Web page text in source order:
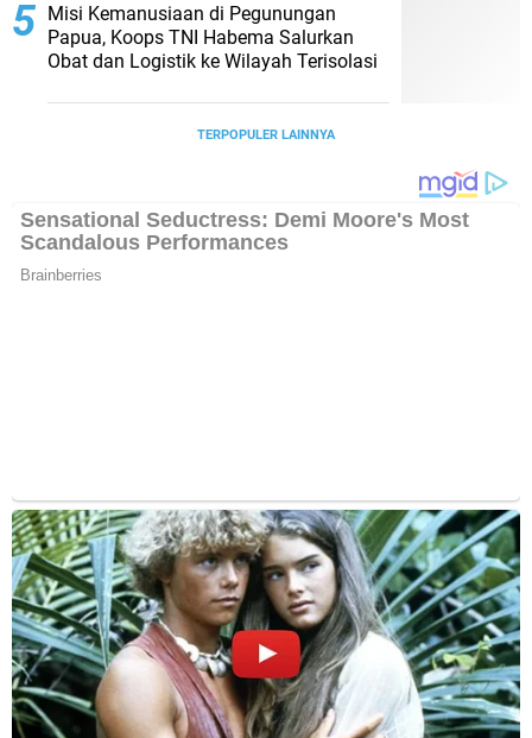
Misi Kemanusiaan di Pegunungan
Papua, Koops TNI Habema Salurkan
Obat dan Logistik ke Wilayah Terisolasi
TERPOPULER LAINNYA